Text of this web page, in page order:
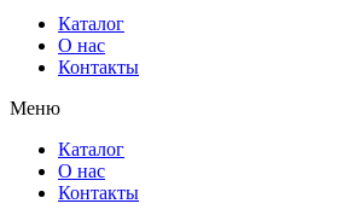
Каталог
О нас
Контакты
Меню
Каталог
О нас
Контакты